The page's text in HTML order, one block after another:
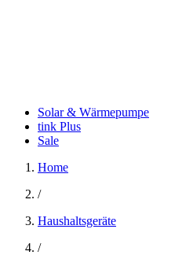
Solar & Wärmepumpe
tink Plus
Sale
Home
/
Haushaltsgeräte
/